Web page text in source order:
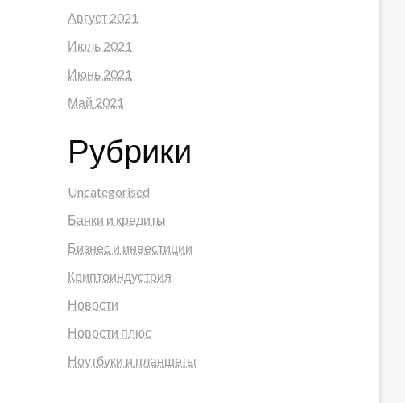
Август 2021
Июль 2021
Июнь 2021
Май 2021
Рубрики
Uncategorised
Банки и кредиты
Бизнес и инвестиции
Криптоиндустрия
Новости
Новости плюс
Ноутбуки и планшеты